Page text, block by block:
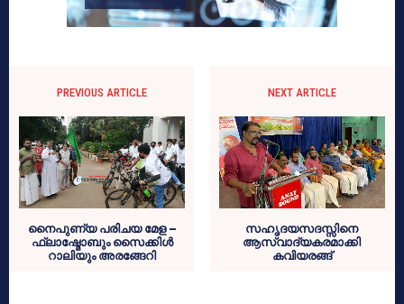
PREVIOUS ARTICLE
നൈപുണ്യ പരിചയ മേള –
ഫ്ലാഷ്മോബും സൈക്കിൾ
റാലിയും അരങ്ങേറി
NEXT ARTICLE
സഹൃദയസദസ്സിനെ
ആസ്വാദ്യകരമാക്കി
കവിയരങ്ങ്